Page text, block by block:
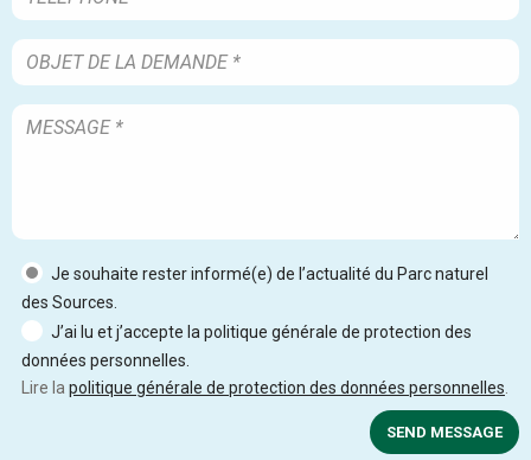
Je souhaite rester informé(e) de l’actualité du Parc naturel
des Sources.
J’ai lu et j’accepte la politique générale de protection des
données personnelles.
Lire la politique générale de protection des données personnelles
SEND MESSAGE